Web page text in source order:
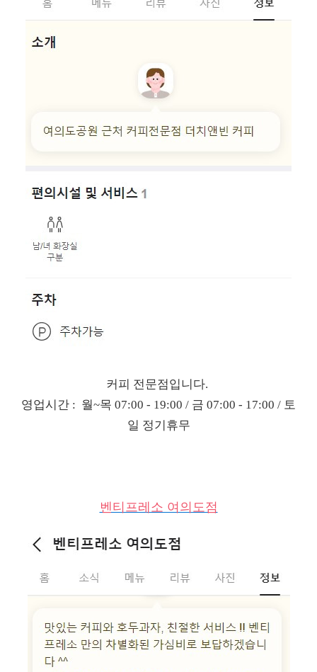
커피 전문점입니다.
영업시간 : 월~목 07:00 - 19:00 / 금 07:00 - 17:00 / 토
일 정기휴무
벤티프레소 여의도점